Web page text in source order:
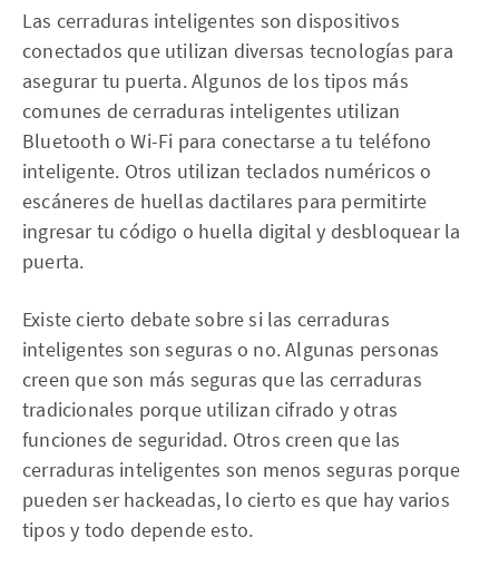
Las cerraduras inteligentes son dispositivos
conectados que utilizan diversas tecnologías para
asegurar tu puerta. Algunos de los tipos más
comunes de cerraduras inteligentes utilizan
Bluetooth o Wi-Fi para conectarse a tu teléfono
inteligente. Otros utilizan teclados numéricos o
escáneres de huellas dactilares para permitirte
ingresar tu código o huella digital y desbloquear la
puerta.
Existe cierto debate sobre si las cerraduras
inteligentes son seguras o no. Algunas personas
creen que son más seguras que las cerraduras
tradicionales porque utilizan cifrado y otras
funciones de seguridad. Otros creen que las
cerraduras inteligentes son menos seguras porque
pueden ser hackeadas, lo cierto es que hay varios
tipos y todo depende esto.